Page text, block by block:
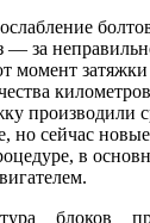
— за
момент затяжки
производили
но сейчас
в
блоков